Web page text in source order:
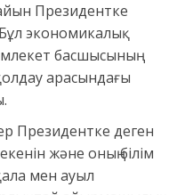
Президентке
Бұл экономикалық
басшысының
арасындағы
Президентке деген
және оның білім
мен ауыл